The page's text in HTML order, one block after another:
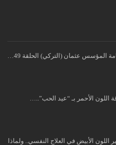
المؤسس عثمان (التركي) الحلقة 49…
اللون الأحمر بـ “عيد الحب”..…
اللون الأبيض في العلاج النفسي.. ولماذا